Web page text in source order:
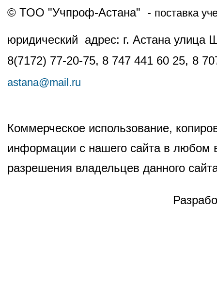
© ТОО "Учпроф-Астана" - поставка
юридический адрес: г. Астана
8(7172) 77-20-75, 8 747 441 60 25, 8
astana@mail.ru
Коммерческое использование,
информации с нашего сайта в любом
разрешения владельцев данного